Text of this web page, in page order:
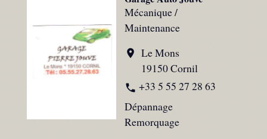
Mécanique /
Maintenance
location_on Le Mons
19150 Cornil
phone +33 5 55 27 28 63
Dépannage
Remorquage